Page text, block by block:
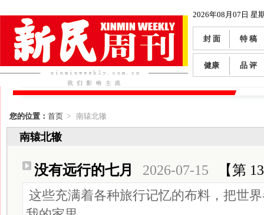
2026年08月07日 星
封 面 特 稿
健康 品 评
您的位置： 首页 > 南辕北辙
南辕北辙
没有远行的七月 2026-07-15 【第
这些充满着各种旅行记忆的布料，把世